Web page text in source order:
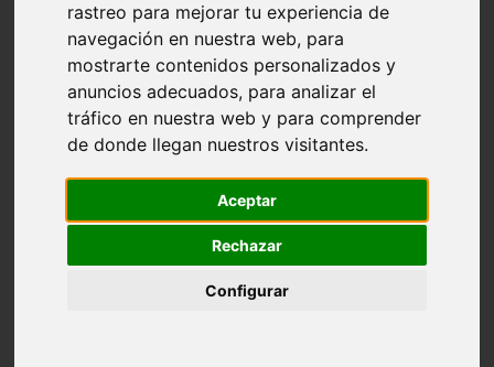
rastreo para mejorar tu experiencia de
navegación en nuestra web, para
mostrarte contenidos personalizados y
anuncios adecuados, para analizar el
tráfico en nuestra web y para comprender
de donde llegan nuestros visitantes.
Aceptar
Rechazar
Configurar
Huesca - isábena
Huesca - alquézar
Huesca - castejón-de-sos
Sevilla - marinaleda
Córdoba - almedinilla
Navarra - zangoza
Cantabria - arenas-de-iguña
Barcelona - la-pobla-de-lillet
Las-palmas - yaiza
Valladolid - fuensaldaña